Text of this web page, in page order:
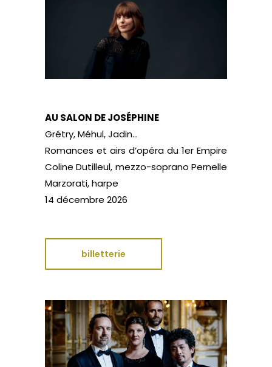
AU SALON DE JOSÉPHINE
Grétry, Méhul, Jadin…
Romances et airs d’opéra du 1er Empire
Coline Dutilleul, mezzo-soprano Pernelle
Marzorati, harpe
14 décembre 2026
billetterie